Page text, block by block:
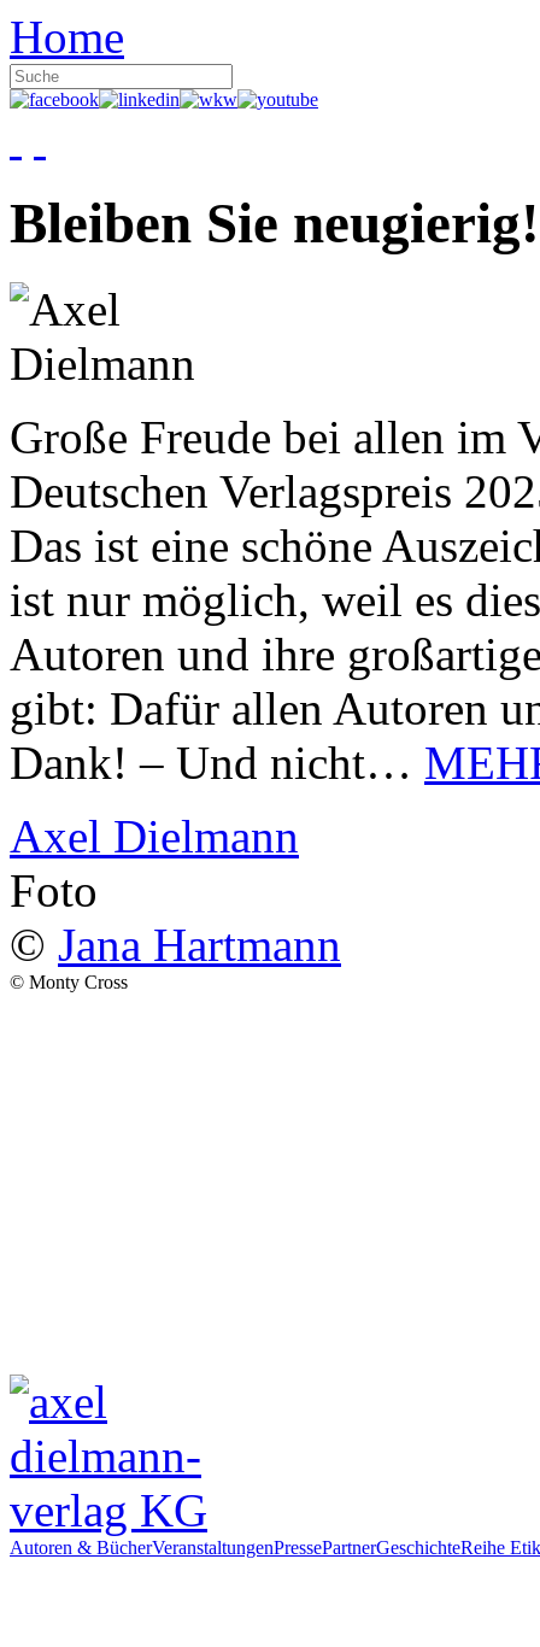
Home
Bleiben Sie neugierig!
Große Freude bei allen im
Deutschen Verlagspreis
Das ist eine schöne
ist nur möglich, weil es
Autoren und ihre
gibt: Dafür allen Autoren
Dank! – Und nicht…
Axel Dielmann
Foto
© Jana Hartmann
© Monty Cross
Autoren & BücherVeranstaltungenPressePartnerGeschichteReihe